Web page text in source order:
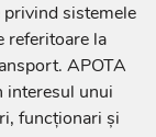
sistemele
referitoare la
APOTA
interesul unui
funcționari și